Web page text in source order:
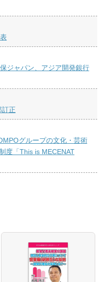
ジャパン、アジア開発銀行
訂正
グループの文化・芸術
度「This is MECENAT